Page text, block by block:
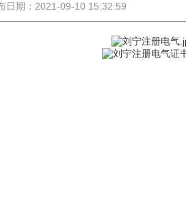
日期：2021-09-10 15:32:59